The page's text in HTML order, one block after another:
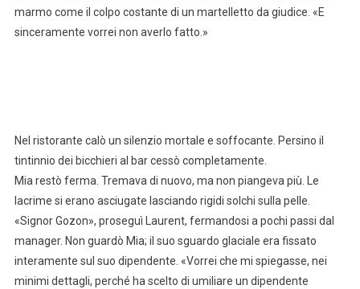
marmo come il colpo costante di un martelletto da giudice. «E
sinceramente vorrei non averlo fatto.»
Nel ristorante calò un silenzio mortale e soffocante. Persino il
tintinnio dei bicchieri al bar cessò completamente.
Mia restò ferma. Tremava di nuovo, ma non piangeva più. Le
lacrime si erano asciugate lasciando rigidi solchi sulla pelle.
«Signor Gozon», proseguì Laurent, fermandosi a pochi passi dal
manager. Non guardò Mia; il suo sguardo glaciale era fissato
interamente sul suo dipendente. «Vorrei che mi spiegasse, nei
minimi dettagli, perché ha scelto di umiliare un dipendente